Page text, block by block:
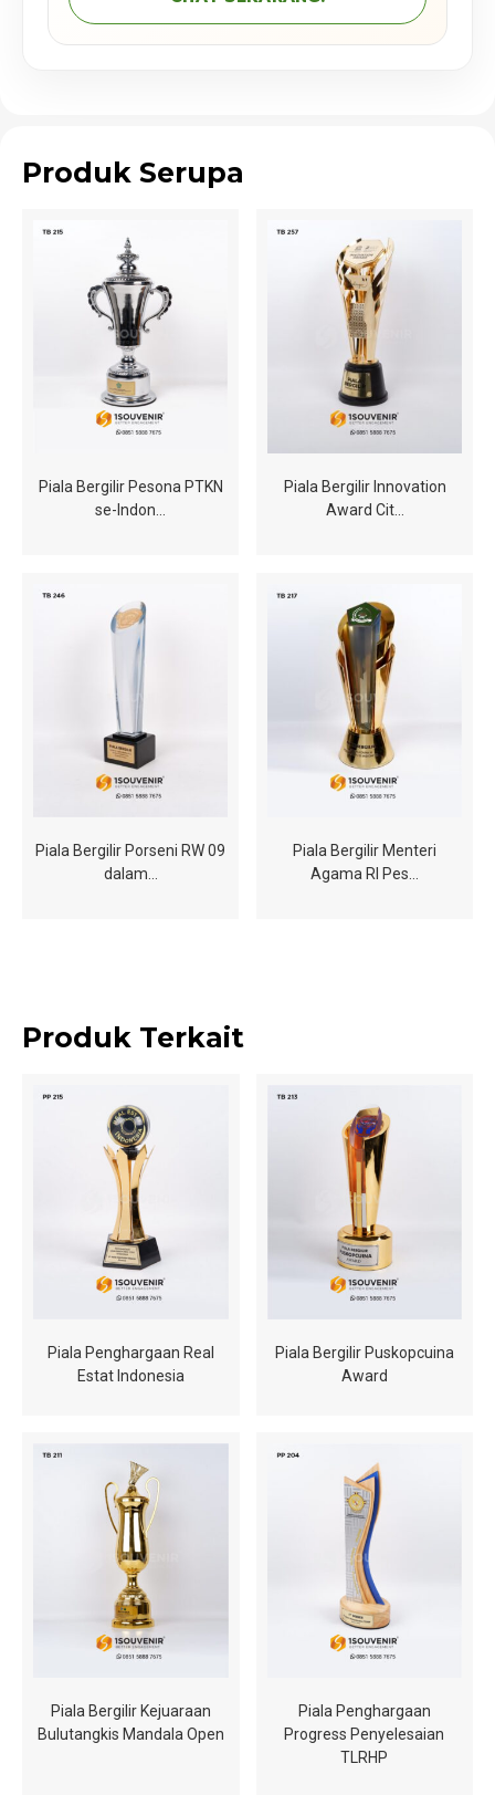
Produk Serupa
Piala Bergilir Pesona PTKN
se-Indon…
Piala Bergilir Innovation
Award Cit…
Piala Bergilir Porseni RW 09
dalam…
Piala Bergilir Menteri
Agama RI Pes…
Produk Terkait
Piala Penghargaan Real
Estat Indonesia
Piala Bergilir Puskopcuina
Award
Piala Bergilir Kejuaraan
Bulutangkis Mandala Open
Piala Penghargaan
Progress Penyelesaian
TLRHP